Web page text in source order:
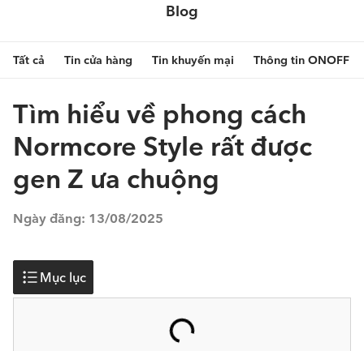
Blog
Tất cả Tin cửa hàng Tin khuyến mại Thông tin ONOFF
Tìm hiểu về phong cách
Normcore Style rất được
gen Z ưa chuộng
Ngày đăng: 13/08/2025
Mục lục